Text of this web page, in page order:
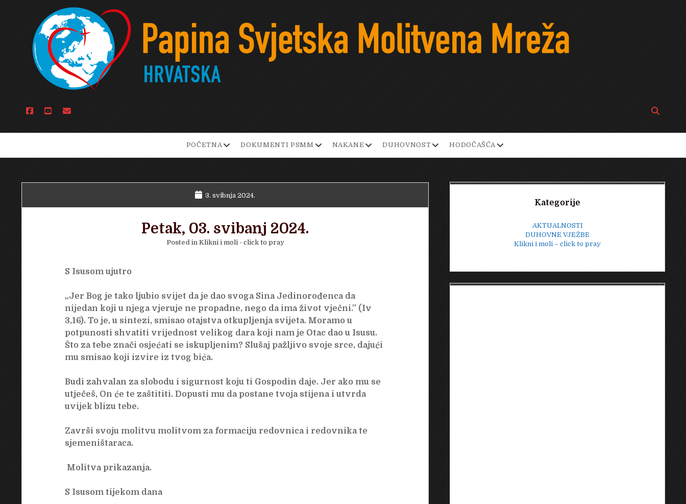
facebook
youtubeemail
Open
bar
POČETNAopen
menu
DOKUMENTI PSMM open
menu
NAKANE open
menu
DUHOVNOST open
menu
HODOČAŠĆA open
menu
3. svibnja 2024.
Petak, 03. svibanj 2024.
Posted in Klikni i moli - click to pray
S Isusom ujutro
„Jer Bog je tako ljubio svijet da je dao svoga Sina Jedinorođenca da
nijedan koji u njega vjeruje ne propadne, nego da ima život vječni.” (Iv
3,16). To je, u sintezi, smisao otajstva otkupljenja svijeta. Moramo u
potpunosti shvatiti vrijednost velikog dara koji nam je Otac dao u Isusu.
Što za tebe znači osjećati se iskupljenim? Slušaj pažljivo svoje srce, dajući
mu smisao koji izvire iz tvog bića.
Budi zahvalan za slobodu i sigurnost koju ti Gospodin daje. Jer ako mu se
utječeš, On će te zaštititi. Dopusti mu da postane tvoja stijena i utvrda
uvijek blizu tebe.
Završi svoju molitvu molitvom za formaciju redovnica i redovnika te
sjemeništaraca.
Molitva prikazanja.
S Isusom tijekom dana
Sidebar
Kategorije
AKTUALNOSTI
DUHOVNE VJEŽBE
Klikni i moli – click to pray